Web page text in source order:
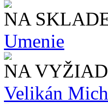
NA
Umenie
NA
Velikán